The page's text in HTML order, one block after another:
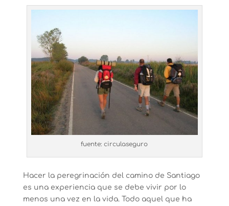
fuente: circulaseguro
Hacer la peregrinación del camino de Santiago
es una experiencia que se debe vivir por lo
menos una vez en la vida. Todo aquel que ha